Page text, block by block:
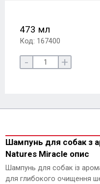
473 мл
Код: 167400
- +
Шампунь для собак з
Natures Miracle опис
Шампунь для собак із
для глибокого очищення